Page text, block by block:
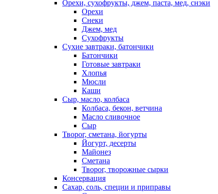
Орехи, сухофрукты, джем, паста, мед, снэки
Орехи
Снеки
Джем, мед
Сухофрукты
Сухие завтраки, батончики
Батончики
Готовые завтраки
Хлопья
Мюсли
Каши
Сыр, масло, колбаса
Колбаса, бекон, ветчина
Масло сливочное
Сыр
Творог, сметана, йогурты
Йогурт, десерты
Майонез
Сметана
Творог, творожные сырки
Консервация
Сахар, соль, специи и приправы